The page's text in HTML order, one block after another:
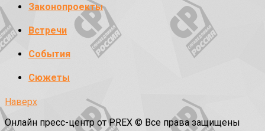
Законопроекты
Встречи
События
Сюжеты
Наверх
Онлайн пресс-центр от PREX © Все права защищены